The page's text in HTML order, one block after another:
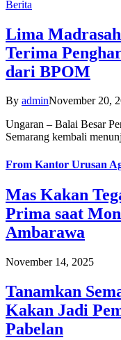
Berita
Lima
Terima
dari BPOM
By adminNovember 20,
Ungaran – Balai Besar
Semarang kembali
From Kantor Urusan
Mas Kakan
Prima saat
Ambarawa
November 14, 2025
Tanamkan
Kakan Jadi
Pabelan